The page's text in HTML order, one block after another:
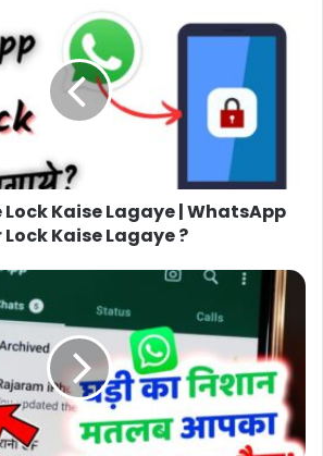
Kaise Lagaye | WhatsApp
Lock Kaise Lagaye ?